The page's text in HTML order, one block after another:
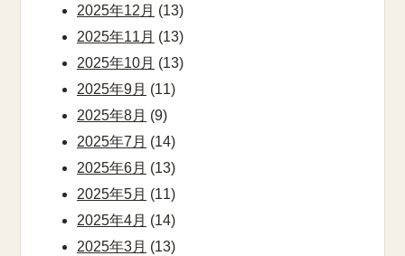
2025年12月 (13)
2025年11月 (13)
2025年10月 (13)
2025年9月 (11)
2025年8月 (9)
2025年7月 (14)
2025年6月 (13)
2025年5月 (11)
2025年4月 (14)
2025年3月 (13)